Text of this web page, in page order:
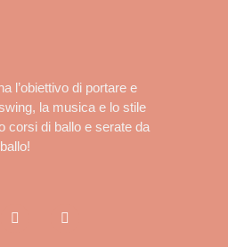
l’obiettivo di portare e
la musica e lo stile
corsi di ballo e serate da
ballo!